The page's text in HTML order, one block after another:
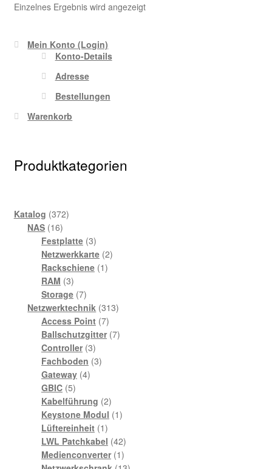
Einzelnes Ergebnis wird angezeigt
Mein Konto (Login)
Konto-Details
Adresse
Bestellungen
Warenkorb
Produktkategorien
Katalog 372372
NAS 1616
Produkte
Festplatte 33
Produkte
Netzwerkkarte 22
Rackschiene 11
RAM 33
Produkte
Storage 77
Produkte
Netzwerktechnik 313313
Access Point 77
Produkte
Ballschutzgitter 77
Controller 33
Produkte
Fachboden 33
Gateway 44
GBIC 55
Produkte
Kabelführung 22
Produkte
Keystone Modul 11
Lüftereinheit 11
Produkt
LWL Patchkabel 4242
Produkte
Medienconverter 11